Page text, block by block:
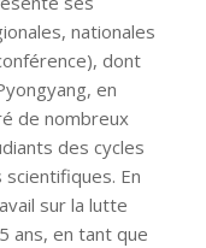
nationales
dont
en
de nombreux
des cycles
En
sur la lutte
ans, en tant que